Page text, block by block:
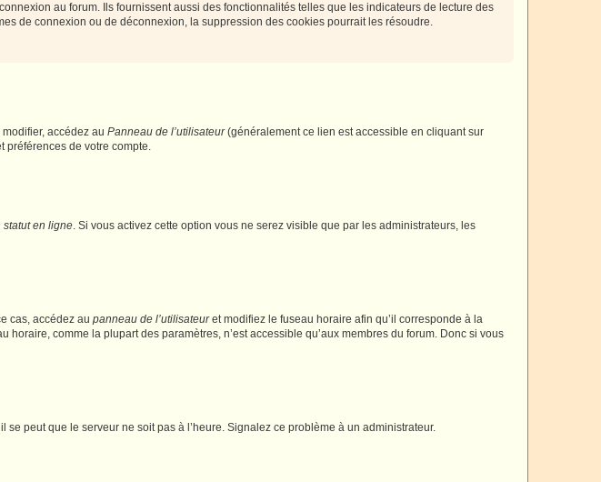
au forum. Ils fournissent aussi des fonctionnalités telles que les indicateurs de lecture des
de connexion ou de déconnexion, la suppression des cookies pourrait les résoudre.
accédez au Panneau de l’utilisateur(généralement ce lien est accessible en cliquant sur
préférences de votre compte.
statut en ligne. Si vous activez cette option vous ne serez visible que par les administrateurs, les
cas, accédez au panneau de l’utilisateuret modifiez le fuseau horaire afin qu’il corresponde à la
comme la plupart des paramètres, n’est accessible qu’aux membres du forum. Donc si vous
peut que le serveur ne soit pas à l’heure. Signalez ce problème à un administrateur.